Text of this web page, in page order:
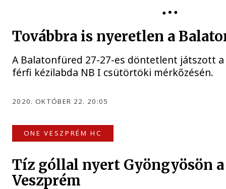
Továbbra is nyeretlen a
A Balatonfüred 27-27-es döntetlent játszott
férfi kézilabda NB I csütörtöki mérkőzésén.
2020. OKTÓBER 22. 20:05
ONE VESZPRÉM HC
Tíz góllal nyert Gyöngyösön
Veszprém